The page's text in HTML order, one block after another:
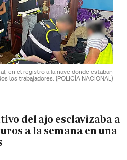
en el registro a la nave donde estaban
los trabajadores. (POLICÍA NACIONAL)
del ajo esclavizaba a
a la semana en una